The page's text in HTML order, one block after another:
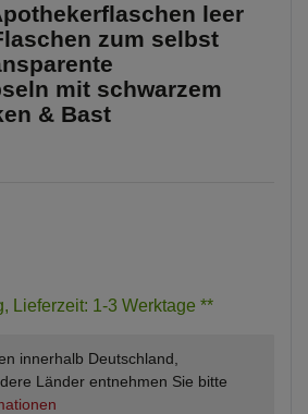
leer
zum selbst
mit schwarzem
& Bast
Lieferzeit: 1-3 Werktage **
innerhalb Deutschland,
Länder entnehmen Sie bitte